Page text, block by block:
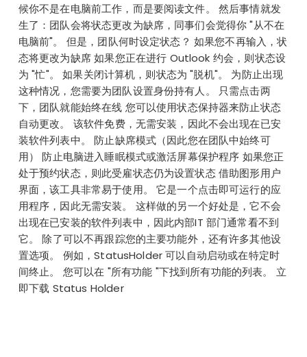
候你不是在电脑前工作，而是要阅读文件。 然后事情就发
生了：团队会将状态更改为缺席，同事们会觉得你 "从不在
电脑前"。 但是，团队何时设定状态？ 如果您不再输入，状
态将更改为缺席 如果您正在进行 Outlook 约会，则状态设
为 "忙"。 如果关闭计算机，则状态为 "脱机"。 为防止出现
这种情况，您需要为团队设置身份持有人。 只需点击两
下，团队就能始终在线 您可以使用状态保持器来防止状态
自动更改。 该软件免费，无需安装，因此不会出现在已安
装软件列表中。 防止缺席模式（因此您在团队中始终可
用） 防止电脑进入睡眠模式或激活屏幕保护程序 如果您正
处于预约状态，则此受雇状态仍为设置状态 借助图形用户
界面，该工具非常易于使用。 它是一个点击即可运行的应
用程序，因此无需安装。 这样做的另一个好处是，它不会
出现在已安装的软件列表中，因此内部IT 部门通常看不到
它。 除了可以不再跟踪您的主要功能外，还有许多其他设
置选项。 例如，StatusHolder 可以自动启动或在特定时
间终止。 您可以在 "所有功能 "下找到所有功能的列表。 立
即下载 Status Holder